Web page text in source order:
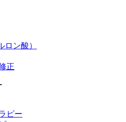
ロン酸）
正
ピー